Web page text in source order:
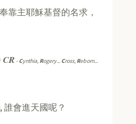
靠主耶穌基督的名求，
CR -Cynthia, Rogery... Cross, Reborn...
誰會進天國呢？